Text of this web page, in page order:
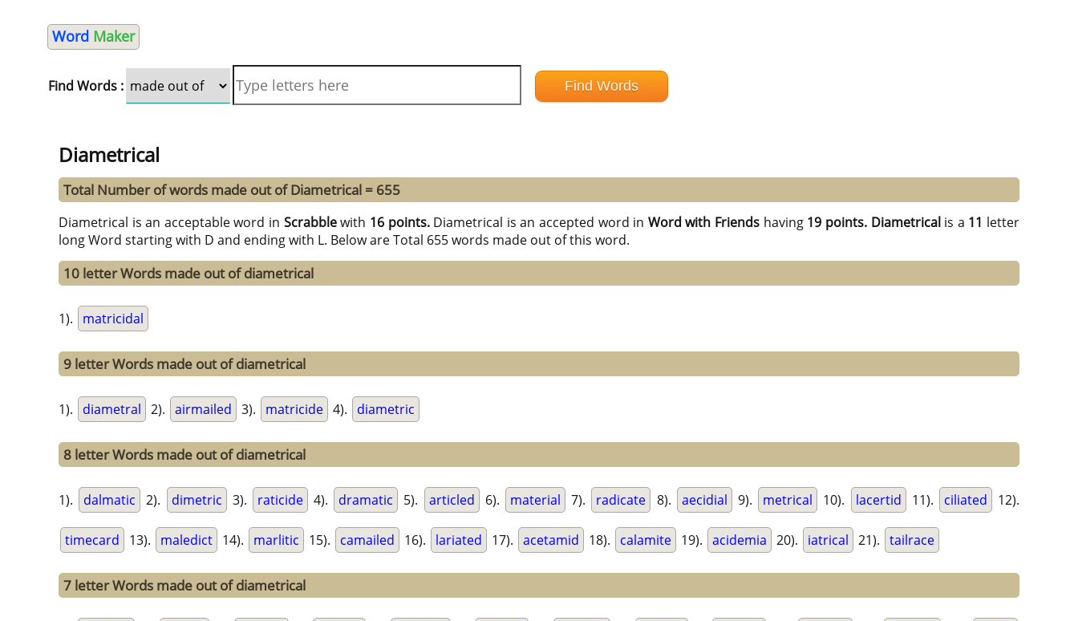
Word Maker
Find Words :
Diametrical
Total Number of words made out of Diametrical = 655
Diametrical is an acceptable word in Scrabblewith 16 points. Diametrical is an accepted word in Word with Friends having 19 points. Diametricalis a 11 letter
long Word starting with D and ending with L. Below are Total 655 words made out of this word.
10 letter Words made out of diametrical
1). matricidal
9 letter Words made out of diametrical
1). diametral 2). airmailed 3). matricide 4). diametric
8 letter Words made out of diametrical
1). dalmatic 2). dimetric 3). raticide 4). dramatic 5). articled 6). material 7). radicate 8). aecidial 9). metrical 10). lacertid 11). ciliated 12).
timecard 13). maledict 14). marlitic 15). camailed 16). lariated 17). acetamid 18). calamite 19). acidemia 20). iatrical 21). tailrace
7 letter Words made out of diametrical